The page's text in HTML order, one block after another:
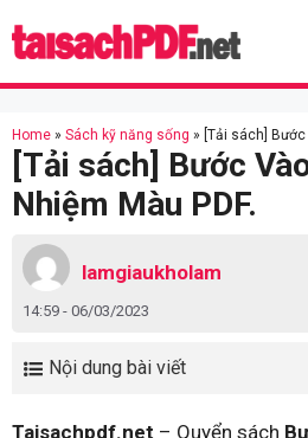
to
Home » Sách kỹ năng sống » [Tải sách] Bước
[Tải sách] Bước
Nhiệm Màu PDF.
lamgiaukholam
14:59 - 06/03/2023
Nội dung bài viết
Taisachpdf.net – Quyển sách